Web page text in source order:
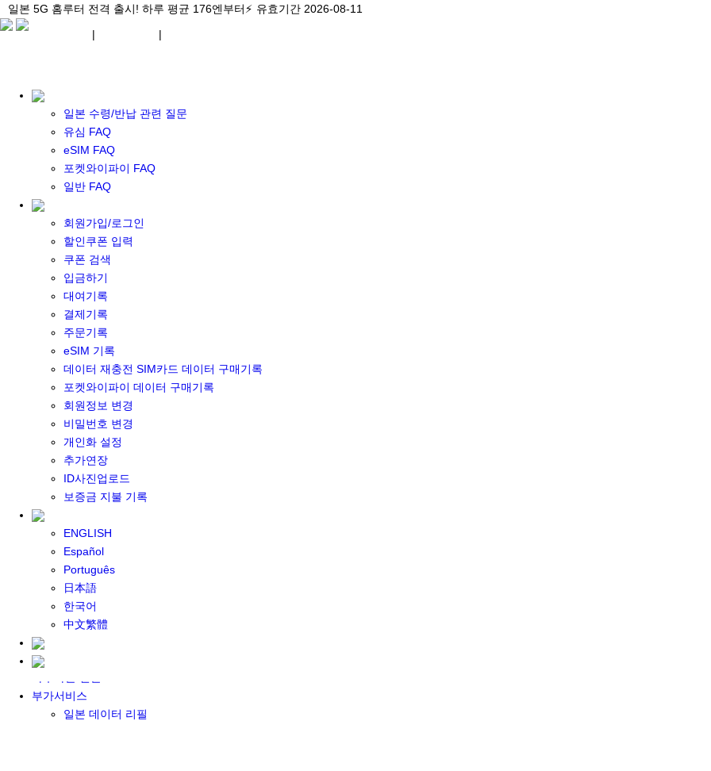
일본 5G 홈루터 전격 출시! 하루 평균 176엔부터⚡ 유효기간 2026-08-11
일본 수령/반납 관련 질문
유심 FAQ
eSIM FAQ
포켓와이파이 FAQ
일반 FAQ
회원가입/로그인
할인쿠폰 입력
쿠폰 검색
입금하기
대여기록
결제기록
주문기록
eSIM 기록
데이터 재충전 SIM카드 데이터 구매기록
포켓와이파이 데이터 구매기록
회원정보 변경
비밀번호 변경
개인화 설정
추가연장
ID사진업로드
보증금 지불 기록
ENGLISH
Español
Português
日本語
한국어
中文繁體
\아이비디오 eSIM🇯🇵/ 일본 3대 현지망 모두 플랜 완비! 유효기간 2026-08-11
일본 5G 홈루터 전격 출시! 하루 평균 176엔부터⚡ 유효기간 2026-08-11
| |
포켓 와이파이 대여
일본 계약 와이파이
eSIM
일본 eSIM
한국 eSIM
대만 eSIM
기타 아시아 eSIM
eSIM 개통 설명서
포켓와이파이&데이터 구매
포켓와이파이 구매
일본 DATA
기타 아시아 DATA
MACARON DATA
DATA 이용 설명서
유심 구매
일본유심
한국유심
기타 아시아 유심
유심 설명서
데이터팩 구매
충전식 유심 카드
일본 데이터팩
한국 데이터팩
대여하기
부가서비스
일본 데이터 리필